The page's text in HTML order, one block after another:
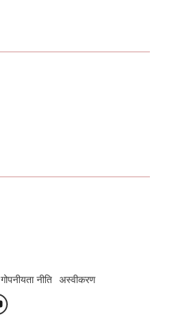
गोपनीयता नीति अस्वीकरण